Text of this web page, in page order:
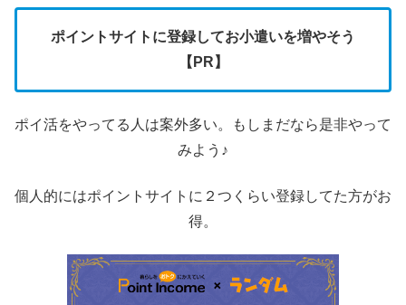
ポイントサイトに登録してお小遣いを増やそう
【PR】
ポイ活をやってる人は案外多い。もしまだなら是非やって
みよう♪
個人的にはポイントサイトに２つくらい登録してた方がお
得。